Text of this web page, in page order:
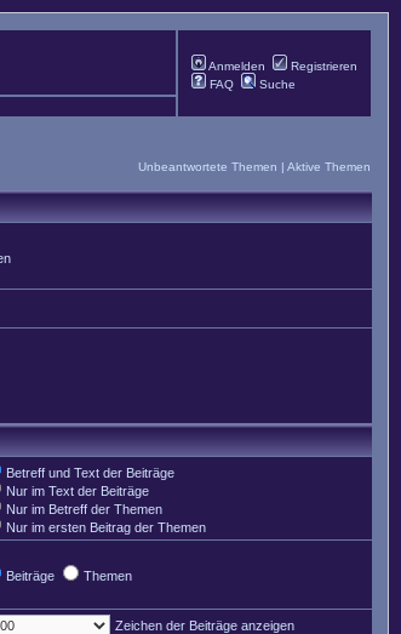
Anmelden
Registrieren
FAQ
Suche
Unbeantwortete Themen | Aktive Themen
Betreff und Text der Beiträge
Nur im Text der Beiträge
Nur im Betreff der Themen
Nur im ersten Beitrag der Themen
Beiträge Themen
Zeichen der Beiträge anzeigen